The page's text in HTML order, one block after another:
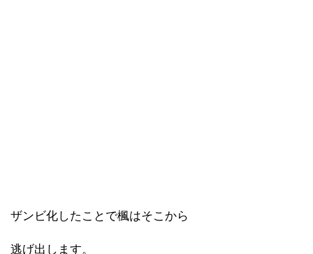
ザンビ化したことで楓はそこから
逃げ出します。